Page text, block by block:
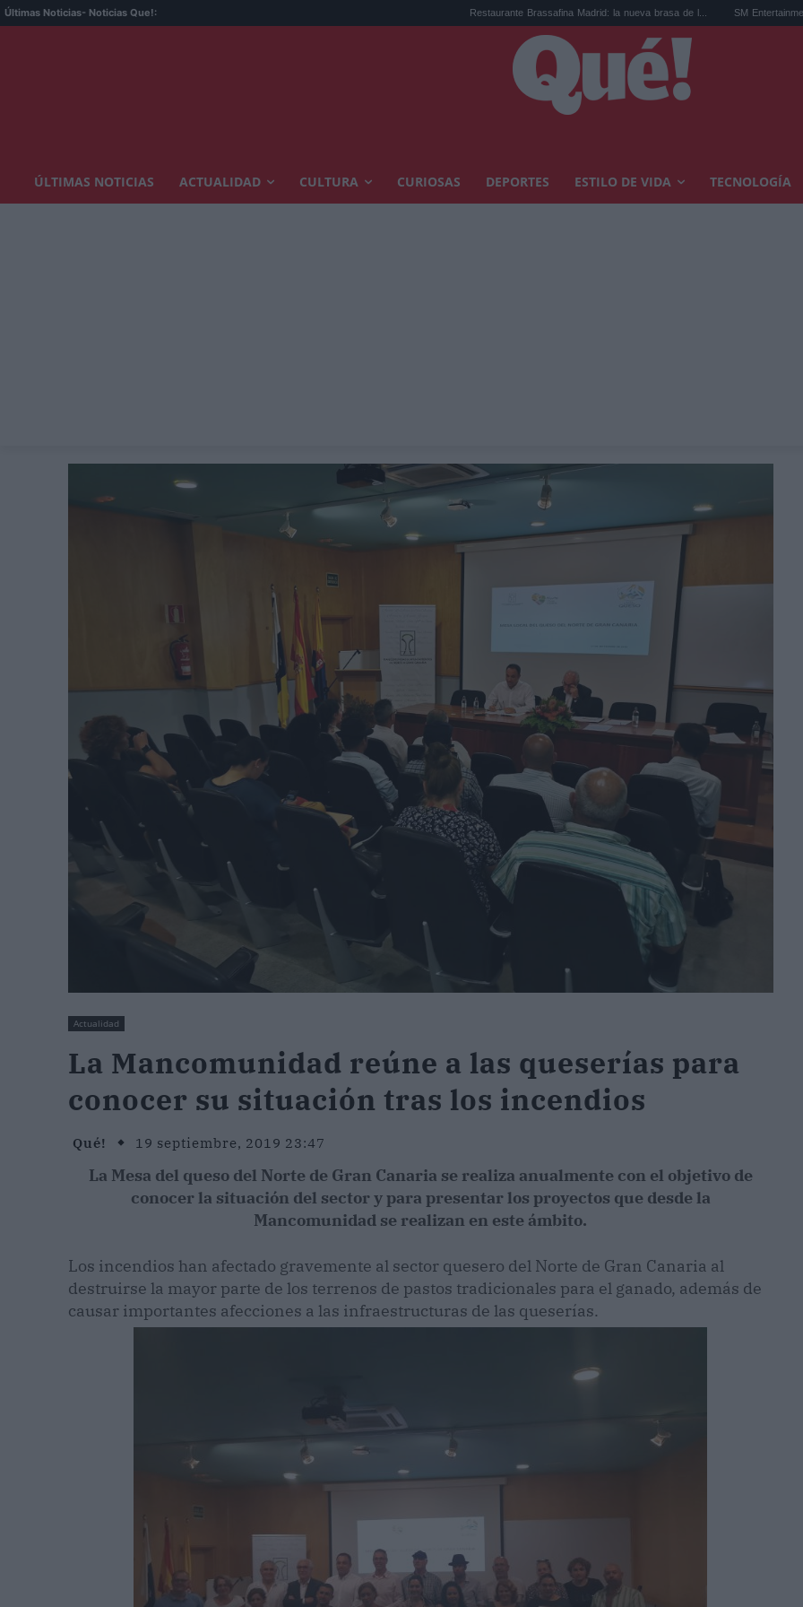
Últimas Noticias- Noticias Que!: Restaurante Brassafina Madrid: la nueva brasa de l... SM Entertainment desvela su
ÚLTIMAS NOTICIAS ACTUALIDAD CULTURA CURIOSAS DEPORTES ESTILO DE VIDA TECNOLOGÍA
Actualidad
La Mancomunidad reúne a las queserías para
conocer su situación tras los incendios
Qué! 19 septiembre, 2019 23:47
La Mesa del queso del Norte de Gran Canaria se realiza anualmente con el objetivo de
conocer la situación del sector y para presentar los proyectos que desde la
Mancomunidad se realizan en este ámbito.
Los incendios han afectado gravemente al sector quesero del Norte de Gran Canaria al
destruirse la mayor parte de los terrenos de pastos tradicionales para el ganado, además de
causar importantes afecciones a las infraestructuras de las queserías.